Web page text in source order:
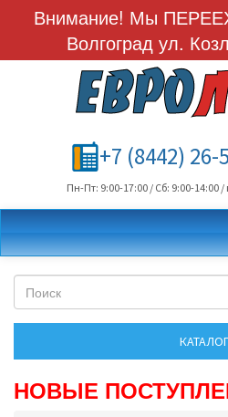
Внимание! Мы
Волгоград ул.
+7 (8442) 26-
Пн-Пт: 9:00-17:00 / Сб: 9:00-14:00 /
НОВЫЕ